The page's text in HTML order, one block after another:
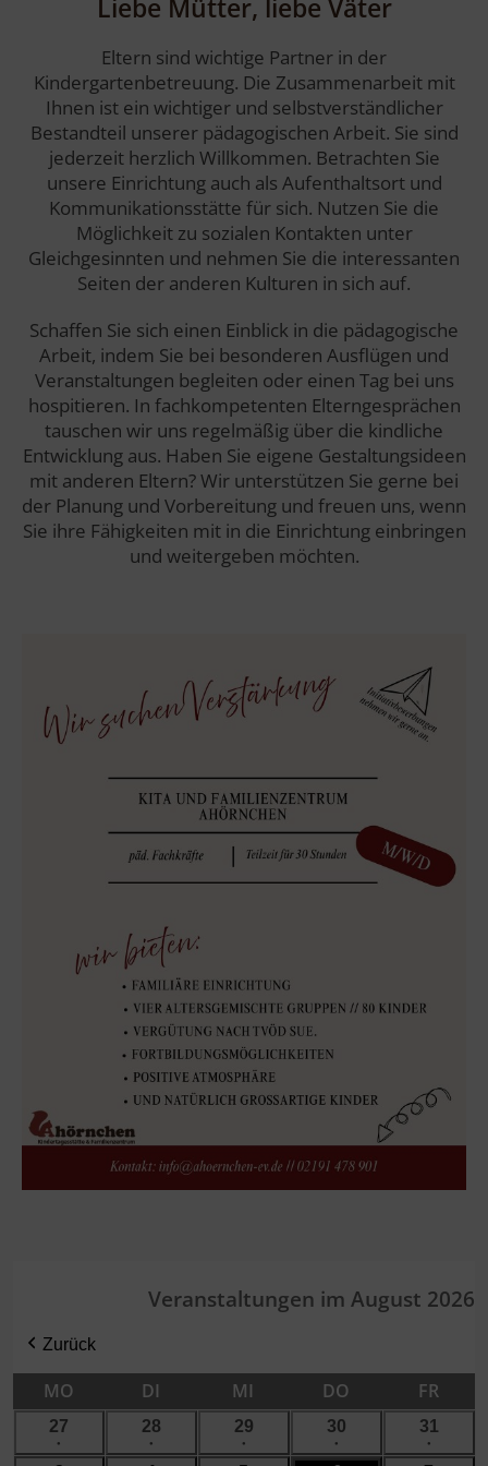
Liebe Mütter, liebe Väter
Eltern sind wichtige Partner in der
Kindergartenbetreuung. Die Zusammenarbeit mit
Ihnen ist ein wichtiger und selbstverständlicher
Bestandteil unserer pädagogischen Arbeit. Sie sind
jederzeit herzlich Willkommen. Betrachten Sie
unsere Einrichtung auch als Aufenthaltsort und
Kommunikationsstätte für sich. Nutzen Sie die
Möglichkeit zu sozialen Kontakten unter
Gleichgesinnten und nehmen Sie die interessanten
Seiten der anderen Kulturen in sich auf.
Schaffen Sie sich einen Einblick in die pädagogische
Arbeit, indem Sie bei besonderen Ausflügen und
Veranstaltungen begleiten oder einen Tag bei uns
hospitieren. In fachkompetenten Elterngesprächen
tauschen wir uns regelmäßig über die kindliche
Entwicklung aus. Haben Sie eigene Gestaltungsideen
mit anderen Eltern? Wir unterstützen Sie gerne bei
der Planung und Vorbereitung und freuen uns, wenn
Sie ihre Fähigkeiten mit in die Einrichtung einbringen
und weitergeben möchten.
Veranstaltungen im August 2026
Zurück
MO MONTAG
DI DIENSTAG
MI MITTWOCH
DO DONNERSTAG
FR
27
Juli
●
28
Juli
●
29
Juli
●
30
Juli
●
31
Juli
●